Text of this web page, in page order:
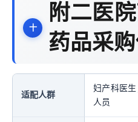
附二医
药品采
适配人群
妇产科医
人员